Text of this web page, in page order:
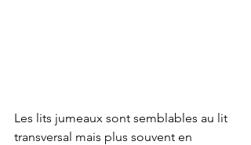
Les lits jumeaux sont semblables au lit
transversal mais plus souvent en